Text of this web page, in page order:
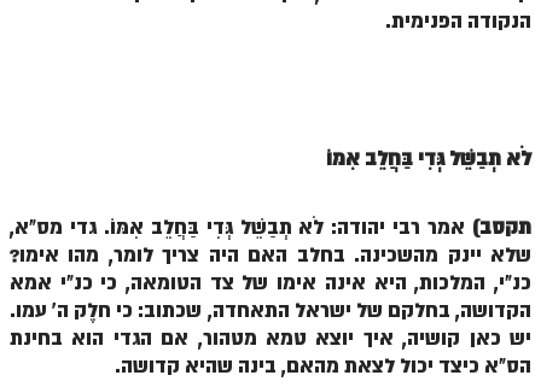
ספר הזוהר אמור השקפה
הזוהר הקדוש פרשת בהר – מתקדמים
זוהר הקדוש בחוקותי למתקדמים
ספר הזוהר – במדבר
זוהר במדבר מתחילים
זוהר במדבר מתקדמים
הנקודה הפנימית.
לֹא תְבַשֵּׁל גְּדִי בַּחֲלֵב אִמּוֹ
תקסב) אמר רבי יהודה: לֹא תְבַשֵּׁל גְּדִי בַּחֲלֵב אִמּוֹ. גדי מס"א,
שלא יינק מהשכינה. בחלב האם היה צריך לומר, מהו אימו?
כנ"י, המלכות, היא אינה אימו של צד הטומאה, כי כנ"י אמא
הקדושה, בחלקם של ישראל התאחדה, שכתוב: כי חלֶק ה' עמו.
יש כאן קושיה, איך יוצא טמא מטהור, אם הגדי הוא בחינת
הס"א כיצד יכול לצאת מהאם, בינה שהיא קדושה.